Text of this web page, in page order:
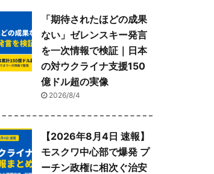
「期待されたほどの成果
ない」ゼレンスキー発言
を一次情報で検証｜日本
の対ウクライナ支援150
億ドル超の実像
2026/8/4
【2026年8月4日 速報】
モスクワ中心部で爆発 プ
ーチン政権に相次ぐ治安